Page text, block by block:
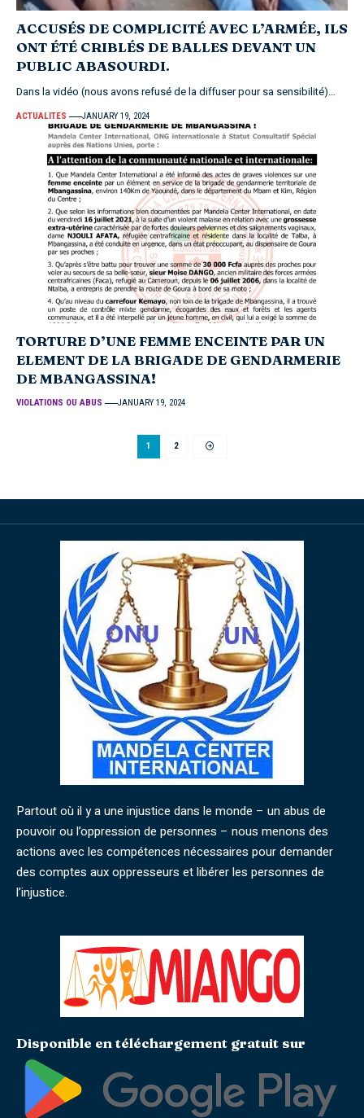
ACCUSÉS DE COMPLICITÉ AVEC L’ARMÉE, ILS
ONT ÉTÉ CRIBLÉS DE BALLES DEVANT UN
PUBLIC ABASOURDI.
Dans la vidéo (nous avons refusé de la diffuser pour sa sensibilité)…
ACTUALITES JANUARY 19, 2024
TORTURE D’UNE FEMME ENCEINTE PAR UN
ELEMENT DE LA BRIGADE DE GENDARMERIE
DE MBANGASSINA!
VIOLATIONS OU ABUS JANUARY 19, 2024
1 2
Partout où il y a une injustice dans le monde – un abus de
pouvoir ou l’oppression de personnes – nous menons des
actions avec les compétences nécessaires pour demander
des comptes aux oppresseurs et libérer les personnes de
l’injustice.
Disponible en téléchargement gratuit sur